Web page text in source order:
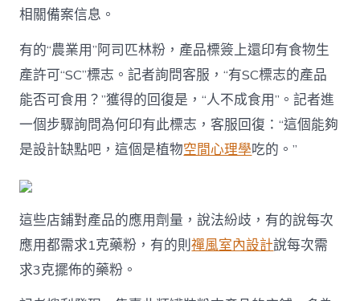
相關備案信息。
有的“農業用”阿司匹林粉，產品標簽上還印有食物生
產許可“SC”標志。記者詢問客服，“有SC標志的產品
能否可食用？”獲得的回復是，“人不成食用”。記者進
一個步驟詢問為何印有此標志，客服回復：“這個能夠
是設計缺點吧，這個是植物空間心理學吃的。”
這些店鋪對產品的應用劑量，說法紛歧，有的說每次
應用都需求1克藥粉，有的則禪風室內設計說每次需
求3克擺佈的藥粉。